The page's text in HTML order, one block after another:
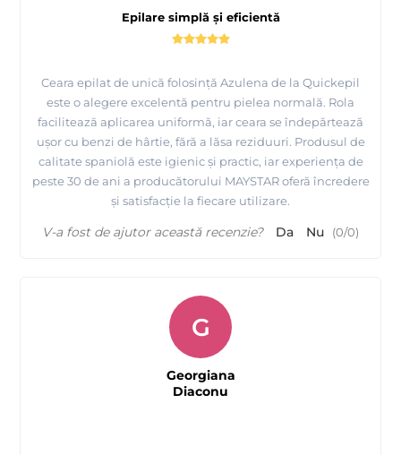
Urmariti procesul de productie pentru ceara de unica
folosinta, ROLL ON - Quickepil
Epilare simplă și eficientă
Ceara epilat de unică folosință Azulena de la Quickepil
este o alegere excelentă pentru pielea normală. Rola
facilitează aplicarea uniformă, iar ceara se îndepărtează
ușor cu benzi de hârtie, fără a lăsa reziduuri. Produsul de
calitate spaniolă este igienic și practic, iar experiența de
peste 30 de ani a producătorului MAYSTAR oferă încredere
și satisfacție la fiecare utilizare.
V-a fost de ajutor această recenzie? Da Nu (0/0)
G
Georgiana
Diaconu